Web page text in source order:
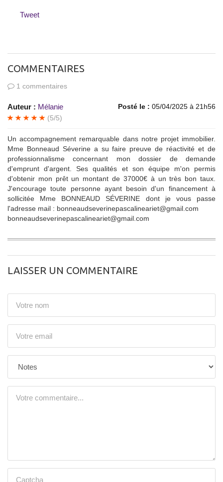
Tweet
COMMENTAIRES
1 commentaires
Auteur : Mélanie Posté le : 05/04/2025 à 21h56
(5/5)
Un accompagnement remarquable dans notre projet immobilier.
Mme Bonneaud Séverine a su faire preuve de réactivité et de
professionnalisme concernant mon dossier de demande
d'emprunt d'argent. Ses qualités et son équipe m'on permis
d'obtenir mon prêt un montant de 37000€ à un très bon taux.
J'encourage toute personne ayant besoin d'un financement à
sollicitée Mme BONNEAUD SÉVERINE dont je vous passe
l'adresse mail : bonneaudseverinepascalineariet@gmail.com
bonneaudseverinepascalineariet@gmail.com
LAISSER UN COMMENTAIRE